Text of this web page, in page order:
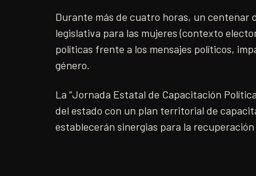
Durante más de cuatro horas, un centenar
legislativa para las mujeres (contexto
políticas frente a los mensajes políticos,
género.
La “Jornada Estatal de Capacitación
del estado con un plan territorial de
establecerán sinergias para la